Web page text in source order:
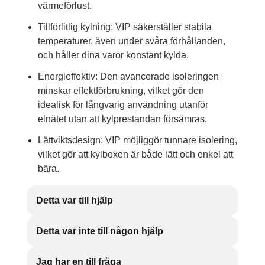
värmeförlust.
Tillförlitlig kylning: VIP säkerställer stabila
temperaturer, även under svåra förhållanden,
och håller dina varor konstant kylda.
Energieffektiv: Den avancerade isoleringen
minskar effektförbrukning, vilket gör den
idealisk för långvarig användning utanför
elnätet utan att kylprestandan försämras.
Lättviktsdesign: VIP möjliggör tunnare isolering,
vilket gör att kylboxen är både lätt och enkel att
bära.
Detta var till hjälp
Detta var inte till någon hjälp
Jag har en till fråga